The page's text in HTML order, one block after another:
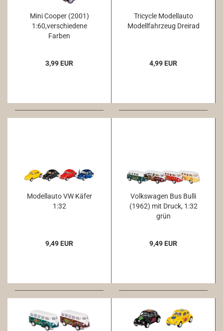
Mini Cooper (2001)
1:60,verschiedene
Farben
3,99 EUR
Tricycle Modellauto
Modellfahrzeug Dreirad
4,99 EUR
Modellauto VW Käfer
1:32
9,49 EUR
Volkswagen Bus Bulli
(1962) mit Druck, 1:32
grün
9,49 EUR